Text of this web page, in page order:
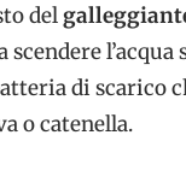
del
di scarico
o catenella.